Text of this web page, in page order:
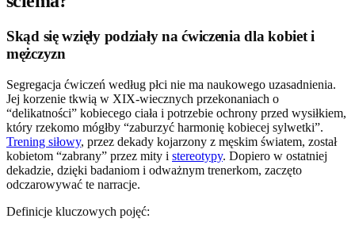
Skąd się wzięły podziały na ćwiczenia dla kobiet i
mężczyzn
Segregacja ćwiczeń według płci nie ma naukowego uzasadnienia.
Jej korzenie tkwią w XIX-wiecznych przekonaniach o
“delikatności” kobiecego ciała i potrzebie ochrony przed wysiłkiem,
który rzekomo mógłby “zaburzyć harmonię kobiecej sylwetki”.
Trening siłowy, przez dekady kojarzony z męskim światem, został
kobietom “zabrany” przez mity i stereotypy. Dopiero w ostatniej
dekadzie, dzięki badaniom i odważnym trenerkom, zaczęto
odczarowywać te narracje.
Definicje kluczowych pojęć: